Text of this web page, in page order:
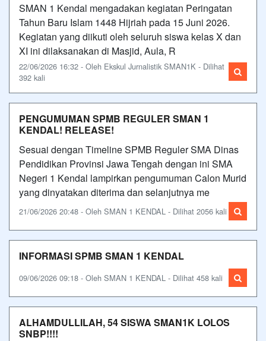
SMAN 1 Kendal mengadakan kegiatan Peringatan
Tahun Baru Islam 1448 Hijriah pada 15 Juni 2026.
Kegiatan yang diikuti oleh seluruh siswa kelas X dan
XI ini dilaksanakan di Masjid, Aula, R
22/06/2026 16:32 - Oleh Ekskul Jurnalistik SMAN1K - Dilihat
392 kali
PENGUMUMAN SPMB REGULER SMAN 1
KENDAL! RELEASE!
Sesuai dengan Timeline SPMB Reguler SMA Dinas
Pendidikan Provinsi Jawa Tengah dengan ini SMA
Negeri 1 Kendal lampirkan pengumuman Calon Murid
yang dinyatakan diterima dan selanjutnya me
21/06/2026 20:48 - Oleh SMAN 1 KENDAL - Dilihat 2056 kali
INFORMASI SPMB SMAN 1 KENDAL
09/06/2026 09:18 - Oleh SMAN 1 KENDAL - Dilihat 458 kali
ALHAMDULLILAH, 54 SISWA SMAN1K LOLOS
SNBP!!!!